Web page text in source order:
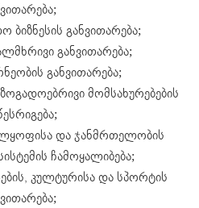
ბიზნესის განვითარება;
განვითარება;
განვითარება;
მომსახურებების
და ჯანმრთელობის
ჩამოყალიბება;
კულტურისა და სპორტის